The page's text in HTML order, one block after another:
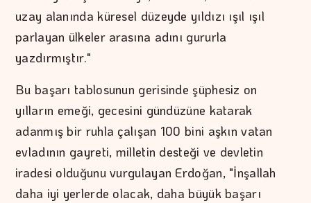
uzay alanında küresel düzeyde yıldızı ışıl ışıl
parlayan ülkeler arasına adını gururla
yazdırmıştır."
Bu başarı tablosunun gerisinde şüphesiz on
yılların emeği, gecesini gündüzüne katarak
adanmış bir ruhla çalışan 100 bini aşkın vatan
evladının gayreti, milletin desteği ve devletin
iradesi olduğunu vurgulayan Erdoğan, "İnşallah
daha iyi yerlerde olacak, daha büyük başarı